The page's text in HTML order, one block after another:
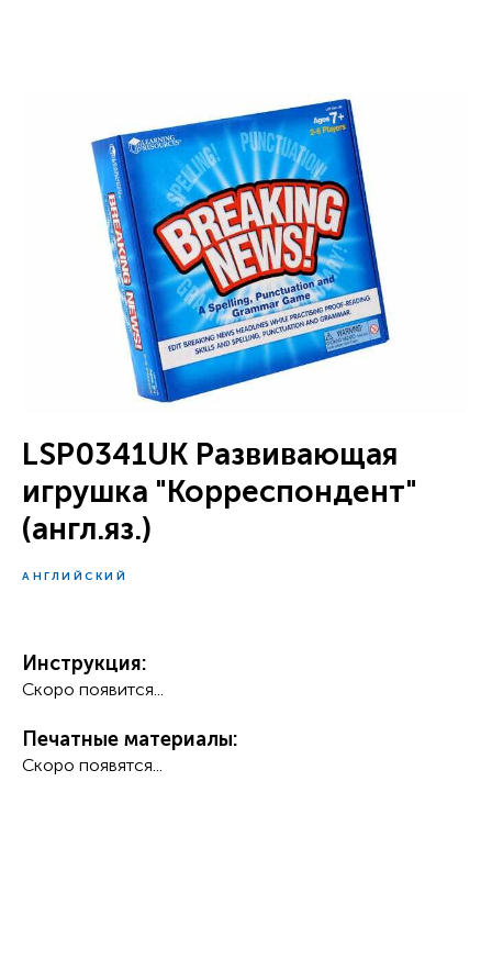
LSP0341UK Развивающая
игрушка "Корреспондент"
(англ.яз.)
АНГЛИЙСКИЙ
Инструкция:
Скоро появится...
Печатные материалы:
Скоро появятся...